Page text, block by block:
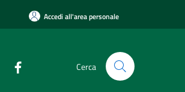
Accedi all'area personale
Cerca